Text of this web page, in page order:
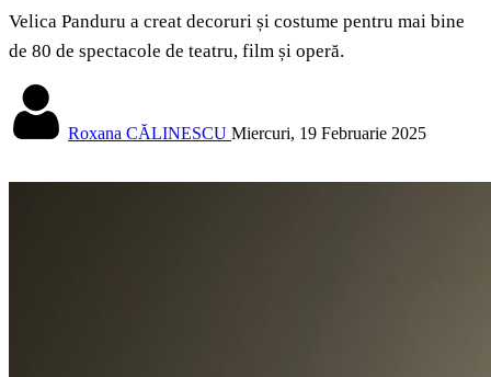
Velica Panduru a creat decoruri și costume pentru mai bine
de 80 de spectacole de teatru, film și operă.
Roxana CĂLINESCU Miercuri, 19 Februarie 2025